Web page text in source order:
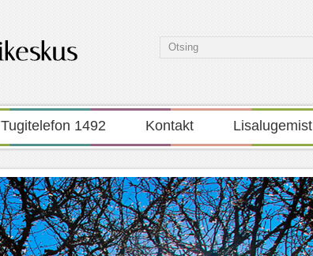
Tugitelefon 1492 Kontakt Lisalugemist